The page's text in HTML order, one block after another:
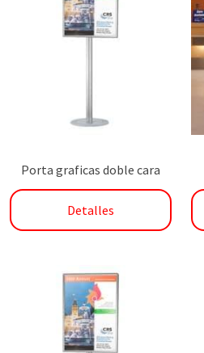
Porta graficas doble cara
Detalles